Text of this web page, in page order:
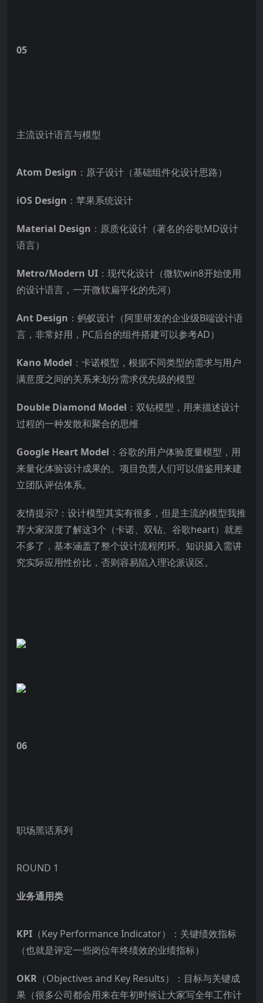
05
主流设计语言与模型
Atom Design ：原子设计（基础组件化设计思路）
iOS Design ：苹果系统设计
Material Design ：原质化设计（著名的谷歌MD设计
语言）
Metro/Modern UI ：现代化设计（微软win8开始使用
的设计语言，一开微软扁平化的先河）
Ant Design ：蚂蚁设计（阿里研发的企业级B端设计语
言，非常好用，PC后台的组件搭建可以参考AD）
Kano Model ：卡诺模型，根据不同类型的需求与用户
满意度之间的关系来划分需求优先级的模型
Double Diamond Model ：双钻模型，用来描述设计
过程的一种发散和聚合的思维
Google Heart Model ：谷歌的用户体验度量模型，用
来量化体验设计成果的。项目负责人们可以借鉴用来建
立团队评估体系。
友情提示?：设计模型其实有很多，但是主流的模型我推
荐大家深度了解这3个（卡诺、双钻、谷歌heart）就差
不多了，基本涵盖了整个设计流程闭环。知识摄入需讲
究实际应用性价比，否则容易陷入理论派误区。
06
职场黑话系列
ROUND 1
业务通用类
KPI （Key Performance Indicator）：关键绩效指标
（也就是评定一些岗位年终绩效的业绩指标）
OKR （Objectives and Key Results）：目标与关键成
果（很多公司都会用来在年初时候让大家写全年工作计